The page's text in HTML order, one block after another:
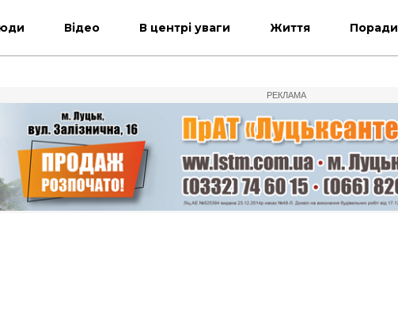
Відео В центрі уваги Життя Поради
РЕКЛАМА